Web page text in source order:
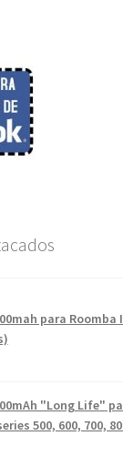
para Roomba
"Long Life"
500, 600, 700,